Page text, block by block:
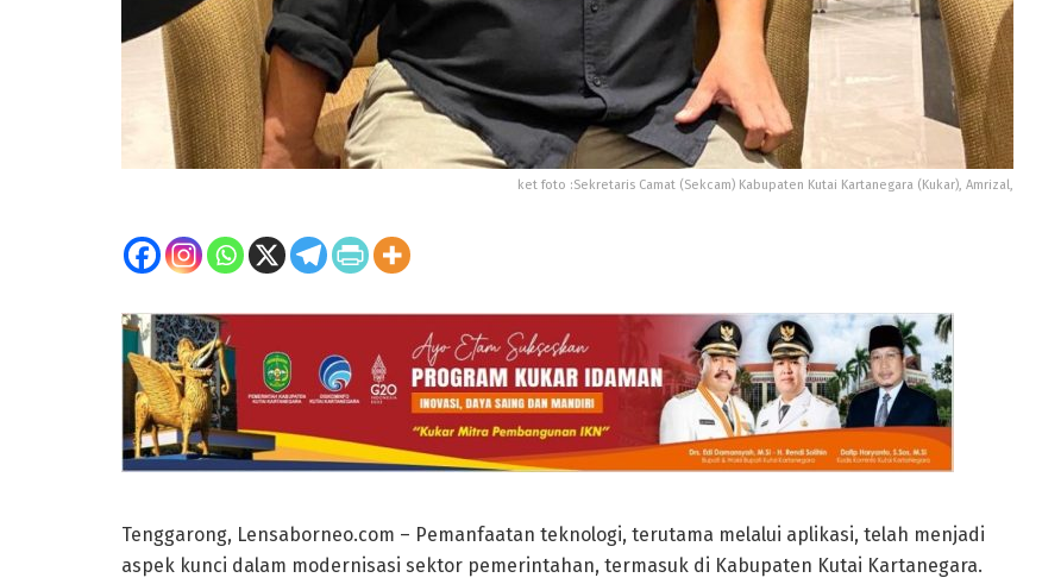
ket foto :Sekretaris Camat (Sekcam) Kabupaten Kutai Kartanegara (Kukar), Amrizal,
Tenggarong, Lensaborneo.com – Pemanfaatan teknologi, terutama melalui aplikasi, telah menjadi
aspek kunci dalam modernisasi sektor pemerintahan, termasuk di Kabupaten Kutai Kartanegara.